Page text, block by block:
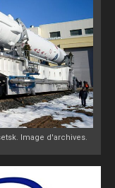
Image d'archives.